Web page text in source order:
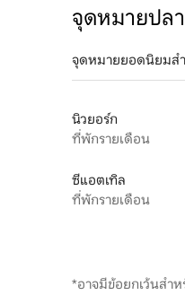
จุดหมายปล
จุดหมายยอดนิยมส
นิวยอร์ก
ที่พักรายเดือน
ซีแอตเทิล
ที่พักรายเดือน
*อาจมีข้อยกเว้นสำ